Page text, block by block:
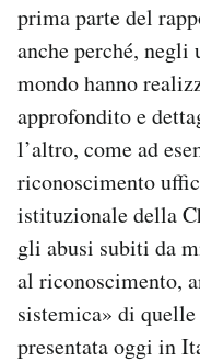
prima parte del
anche perché,
mondo hanno
approfondito e
l’altro, come ad
riconoscimento
istituzionale della
gli abusi subiti da
al riconoscimento,
sistemica» di
presentata oggi in